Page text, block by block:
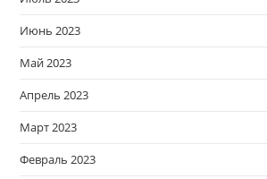
Июнь 2023
Май 2023
Апрель 2023
Март 2023
Февраль 2023